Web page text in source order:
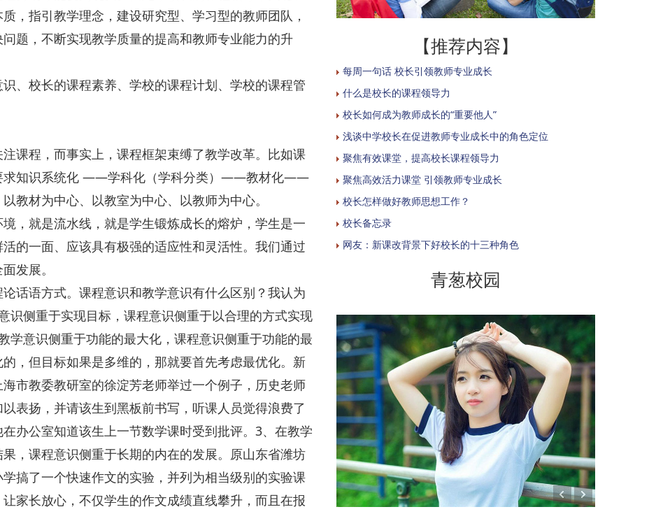
，指引教学理念，建设研究型、学习型的教师团队，
题，不断实现教学质量的提高和教师专业能力的升
、校长的课程素养、学校的课程计划、学校的课程管
课程，而事实上，课程框架束缚了教学改革。比如课
求知识系统化 ——学科化（学科分类）——教材化——
教材为中心、以教室为中心、以教师为中心。
，就是流水线，就是学生锻炼成长的熔炉，学生是一
的一面、应该具有极强的适应性和灵活性。我们通过
发展。
话语方式。课程意识和教学意识有什么区别？我认为
识侧重于实现目标，课程意识侧重于以合理的方式实现
学意识侧重于功能的最大化，课程意识侧重于功能的最
，但目标如果是多维的，那就要首先考虑最优化。新
市教委教研室的徐淀芳老师举过一个例子，历史老师
表扬，并请该生到黑板前书写，听课人员觉得浪费了
办公室知道该生上一节数学课时受到批评。3、在教学
，课程意识侧重于长期的内在的发展。原山东省潍坊
搞了一个快速作文的实验，并列为相当级别的实验课
家长放心，不仅学生的作文成绩直线攀升，而且在报
【推荐内容】
每周一句话 校长引领教师专业成长
什么是校长的课程领导力
校长如何成为教师成长的“重要他人”
浅谈中学校长在促进教师专业成长中的角色定位
聚焦有效课堂，提高校长课程领导力
聚焦高效活力课堂 引领教师专业成长
校长怎样做好教师思想工作？
校长备忘录
网友：新课改背景下好校长的十三种角色
青葱校园